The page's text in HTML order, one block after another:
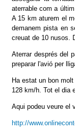
aterrable com a
A 15 km aturem el
demanem pista en
creuat de 10 nusos.
Aterrar després del
preparar l'avió per
Ha estat un bon
128 km/h. Tot el dia
Aqui podeu veure el
http://